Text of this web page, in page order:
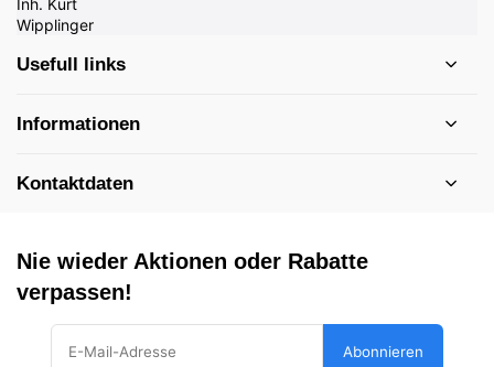
Usefull links
Informationen
Kontaktdaten
Nie wieder Aktionen oder Rabatte
verpassen!
Abonnieren